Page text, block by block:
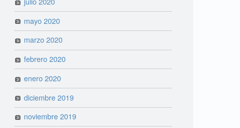
mayo 2020
marzo 2020
febrero 2020
enero 2020
diciembre 2019
noviembre 2019